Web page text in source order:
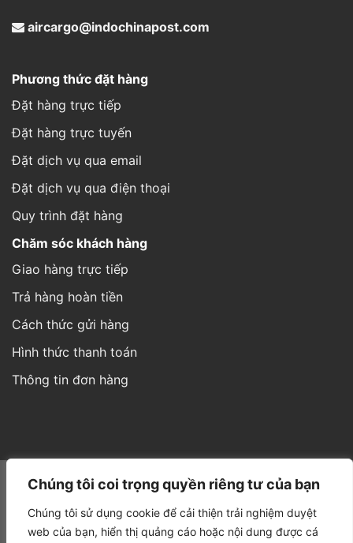
Chúng tôi coi trọng quyền riêng tư của bạn
Chúng tôi sử dụng cookie để cải thiện trải nghiệm duyệt
web của bạn, hiển thị quảng cáo hoặc nội dung được cá
aircargo@indochinapost.com
Phương thức đặt hàng
Đặt hàng trực tiếp
Đặt hàng trực tuyến
Đặt dịch vụ qua email
Đặt dịch vụ qua điện thoại
Quy trình đặt hàng
Chăm sóc khách hàng
Giao hàng trực tiếp
Trả hàng hoàn tiền
Cách thức gửi hàng
Hình thức thanh toán
Thông tin đơn hàng
Website được thiết kế và phát triển bởi IT Á Châu Media